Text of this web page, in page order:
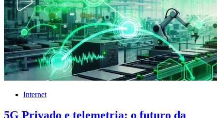
Internet
5G Privado e telemetria: o futuro da